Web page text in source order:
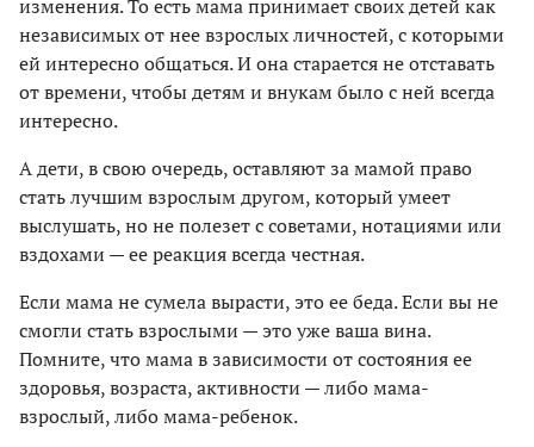
изменения. То есть мама принимает своих детей как
независимых от нее взрослых личностей, с которыми
ей интересно общаться. И она старается не отставать
от времени, чтобы детям и внукам было с ней всегда
интересно.
А дети, в свою очередь, оставляют за мамой право
стать лучшим взрослым другом, который умеет
выслушать, но не полезет с советами, нотациями или
вздохами — ее реакция всегда честная.
Если мама не сумела вырасти, это ее беда. Если вы не
смогли стать взрослыми — это уже ваша вина.
Помните, что мама в зависимости от состояния ее
здоровья, возраста, активности — либо мама-
взрослый, либо мама-ребенок.